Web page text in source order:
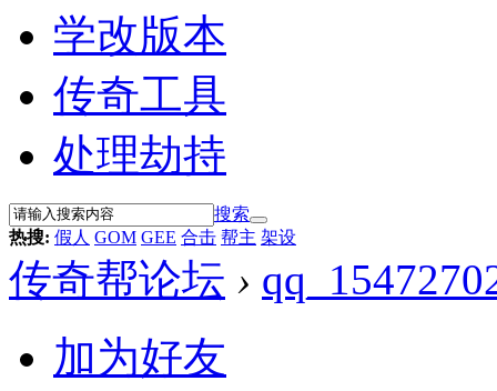
学改版本
传奇工具
处理劫持
搜索
热搜: 假人 GOM GEE 合击 帮主 架设
传奇帮论坛 ›
加为好友